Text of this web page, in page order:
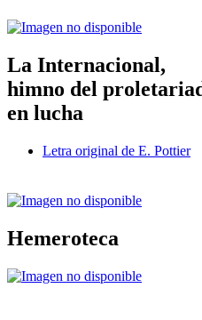
La Internacional,
himno del
en lucha
Letra original de E. Pottier
Hemeroteca